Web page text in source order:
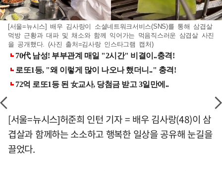
[서울=뉴시스] 배우 김사랑이 소셜네트워크서비스(SNS)를 통해 삼겹살
먹방 근황과 대파 및 채소와 함께 익어가는 먹음직스러운 삼겹살 사진
을 공개했다. (사진 출처=김사랑 인스타그램 캡처)
[서울=뉴시스]허준희 인턴 기자 = 배우 김사랑(48)이 삼
겹살과 함께하는 소소하고 행복한 일상을 공유해 눈길을
끌었다.